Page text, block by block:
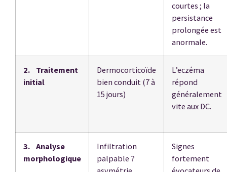
courtes ; la
persistance
prolongée est
anormale.
2. Traitement
initial
Dermocorticoïde
bien conduit (7 à
15 jours)
L’eczéma
répond
généralement
vite aux DC.
3. Analyse
morphologique
Infiltration
palpable ?
Signes
fortement